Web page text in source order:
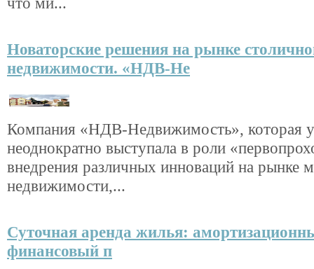
Новаторские решения на рынке
недвижимости. «НДВ-Не
Компания «НДВ-Недвижимость», которая
неоднократно выступала в роли
внедрения различных инноваций на рынке
недвижимости,...
Суточная аренда жилья:
финансовый п